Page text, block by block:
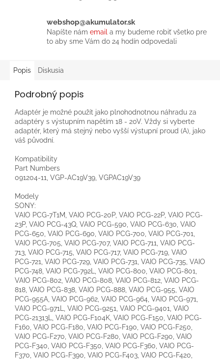
webshop@akumulator.sk
Napíšte nám email a my budeme robiť všetko pre
to aby sme Vám do 24 hodín odpovedali
Popis Diskusia
Podrobný popis
Adaptér je možné použít jako plnohodnotnou náhradu za
adaptéry s výstupním napětím 18 - 20V. Vždy si vyberte
adaptér, který má stejný nebo vyšší výstupní proud (A), jako
váš původní.
Kompatibility
Part Numbers
091204-11, VGP-AC19V39, VGPAC19V39
Modely
SONY:
VAIO PCG-7T1M, VAIO PCG-20P, VAIO PCG-22P, VAIO PCG-23P, VAIO PCG-43Q, VAIO PCG-590, VAIO PCG-630, VAIO PCG-650, VAIO PCG-690, VAIO PCG-700, VAIO PCG-701, VAIO PCG-705, VAIO PCG-707, VAIO PCG-711, VAIO PCG-713, VAIO PCG-715, VAIO PCG-717, VAIO PCG-719, VAIO PCG-721, VAIO PCG-729, VAIO PCG-731, VAIO PCG-735, VAIO PCG-748, VAIO PCG-792L, VAIO PCG-800, VAIO PCG-801, VAIO PCG-802, VAIO PCG-808, VAIO PCG-812, VAIO PCG-818, VAIO PCG-838, VAIO PCG-888, VAIO PCG-955, VAIO PCG-955A, VAIO PCG-962, VAIO PCG-964, VAIO PCG-971, VAIO PCG-971L, VAIO PCG-9251, VAIO PCG-9401, VAIO PCG-21313L, VAIO PCG-F104K, VAIO PCG-F150, VAIO PCG-F160, VAIO PCG-F180, VAIO PCG-F190, VAIO PCG-F250, VAIO PCG-F270, VAIO PCG-F280, VAIO PCG-F290, VAIO PCG-F340, VAIO PCG-F350, VAIO PCG-F360, VAIO PCG-F370, VAIO PCG-F390, VAIO PCG-F403, VAIO PCG-F420, VAIO PCG-F430, VAIO PCG-F450, VAIO PCG-F480, VAIO PCG-F490, VAIO PCG-F520, VAIO PCG-F540, VAIO PCG-F560, VAIO PCG-F570, VAIO PCG-F580, VAIO PCG-F590, VAIO PCG-F610, VAIO PCG-F630, VAIO PCG-F640, VAIO PCG-F650, VAIO PCG-F680, VAIO PCG-F690, VAIO PCG-FE550FM, VAIO PCG-FE570G, VAIO PCG-FE590, VAIO PCG-FE590P03, VAIO PCG-FE590PA, VAIO PCG-FE650FM, VAIO PCG-FE660G, VAIO PCG-FE680, VAIO PCG-FE690, VAIO PCG-FE690G, VAIO PCG-FE690P, VAIO PCG-FE770, VAIO PCG-FE780, VAIO PCG-FE790, VAIO PCG-FE790G, VAIO PCG-FE790P, VAIO PCG-FE855, VAIO PCG-FE870, VAIO PCG-FE880, VAIO PCG-FE890, VAIO PCG-FJ150, VAIO PCG-FJ150F, VAIO PCG-FJ170, VAIO PCG-FJ170Q, VAIO PCG-FJ180, VAIO PCG-FJ180P, VAIO PCG-FJ230, VAIO PCG-FJ240, VAIO PCG-FJ250, VAIO PCG-FJ270, VAIO PCG-FJ270P, VAIO PCG-FJ270Q, VAIO PCG-FJ290, VAIO PCG-FJ290L1B, VAIO PCG-FJ290L1R, VAIO PCG-FJ290P1, VAIO PCG-FJ290P1V, VAIO PCG-FJ340, VAIO PCG-FJ370, VAIO PCG-FJ370P, VAIO PCG-FR215E, VAIO PCG-FR215S, VAIO PCG-FS15SP, VAIO PCG-FS18SP, VAIO PCG-FS25SP, VAIO PCG-FS28SP, VAIO PCG-FS35SP, VAIO PCG-FS38SP, VAIO PCG-FS500, VAIO PCG-FS500P, VAIO PCG-FS520B, VAIO PCG-FS530B, VAIO PCG-FS540P, VAIO PCG-FS550, VAIO PCG-FS550F, VAIO PCG-FS570, VAIO PCG-FS610, VAIO PCG-FS615, VAIO PCG-FS620, VAIO PCG-FS620P, VAIO PCG-FS625, VAIO PCG-FS625B, VAIO PCG-FS630, VAIO PCG-FS635B, VAIO PCG-FS640, VAIO PCG-FS640FP, VAIO PCG-FS645P, VAIO PCG-FS650F, VAIO PCG-FS655, VAIO PCG-FS660, VAIO PCG-FS660P, VAIO PCG-FS670, VAIO PCG-FS675, VAIO PCG-FS680, VAIO PCG-FS690, VAIO PCG-FS690B, VAIO PCG-FS710, VAIO PCG-FS710FP, VAIO PCG-FS715, VAIO PCG-FS720, VAIO PCG-FS730, VAIO PCG-FS740FP, VAIO PCG-FS742, VAIO PCG-FS745P, VAIO PCG-FS750F, VAIO PCG-FS750P, VAIO PCG-FS755, VAIO PCG-FS770, VAIO PCG-FS770FG, VAIO PCG-FS775P, VAIO PCG-FS780, VAIO PCG-FS790, VAIO PCG-FS790B, VAIO PCG-FS810, VAIO PCG-FS810FP, VAIO PCG-FS812, VAIO PCG-FS815, VAIO PCG-FS830, VAIO PCG-FS830Q, VAIO PCG-FS840, VAIO PCG-FS850, VAIO PCG-FS850P, VAIO PCG-FS850Q, VAIO PCG-FS875P, VAIO PCG-FS920, VAIO PCG-FS930, VAIO PCG-FS940, VAIO PCG-FS950, VAIO PCG-FS960, VAIO PCG-FS965, VAIO PCG-FS970, VAIO PCG-FS980, VAIO PCG-FS980F, VAIO PCG-FS985, VAIO PCG-FS990, VAIO PCG-FS7901, VAIO PCG-FS7902, VAIO PCG-FS8900, VAIO PCG-FS8900P3, VAIO PCG-FS8900P4, VAIO PCG-FS8900P5, VAIO PCG-FS8900V, VAIO PCG-FX120, VAIO PCG-FX140, VAIO PCG-FX150, VAIO PCG-FX170, VAIO PCG-FX180, VAIO PCG-FX190, VAIO PCG-FX200, VAIO PCG-FX210, VAIO PCG-FX215, VAIO PCG-FX220, VAIO PCG-FX240, VAIO PCG-FX250, VAIO PCG-FX270, VAIO PCG-FX290, VAIO PCG-FX310, VAIO PCG-FX340, VAIO PCG-FX370, VAIO PCG-FX390, VAIO PCG-FX410, VAIO PCG-FX430, VAIO PCG-FX505, VAIO PCG-FX770, VAIO PCG-FX800, VAIO PCG-FX880, VAIO PCG-FX902P, VAIO PCG-FXA32, VAIO PCG-FXA33, VAIO PCG-FXA36, VAIO PCG-FXA47, VAIO PCG-FXA48, VAIO PCG-FXA49, VAIO PCG-FXA53, VAIO PCG-FXA59, VAIO PCG-FXA63, VAIO PCG-FXA678, VAIO PCG-FXA679, VAIO PCG-FXA680, VAIO PCG-GRS100, VAIO PCG-GRS100K1, VAIO PCG-GRS100P2, VAIO PCG-GRS150, VAIO PCG-GRS150K, VAIO PCG-GRS150P, VAIO PCG-GRS170, VAIO PCG-GRS300, VAIO PCG-GRS500, VAIO PCG-GRS515SP, VAIO PCG-GRS700, VAIO PCG-GRS700K, VAIO PCG-GRS750, VAIO PCG-GRS750K, VAIO PCG-GRS900, VAIO PCG-GRS1003, VAIO PCG-GRT100, VAIO PCG-GRT100K, VAIO PCG-GRT100P, VAIO PCG-GRT150, VAIO PCG-GRT160, VAIO PCG-GRT170, VAIO PCG-GRT230, VAIO PCG-GRT240, VAIO PCG-GRT240G, VAIO PCG-GRT250, VAIO PCG-GRT250K, VAIO PCG-GRT250P, VAIO PCG-GRT260, VAIO PCG-GRT260G, VAIO PCG-GRT270, VAIO PCG-GRT270G, VAIO PCG-GRT270K, VAIO PCG-GRT270P, VAIO PCG-GRT280, VAIO PCG-GRT280ZG, VAIO PCG-GRT280ZP, VAIO PCG-GRT290Z, VAIO PCG-GRT290ZP27, VAIO PCG-GRT360, VAIO PCG-GRT360ZG, VAIO PCG-GRT380, VAIO PCG-GRT380ZG, VAIO PCG-GRT390, VAIO PCG-GRT390P, VAIO PCG-GRT390Z, VAIO PCG-GRV99G, VAIO PCG-GRV516, VAIO PCG-GRV516G, VAIO PCG-GRV550, VAIO PCG-GRV600, VAIO PCG-GRV670, VAIO PCG-GRV670P, VAIO PCG-GRV680, VAIO PCG-GRV680P, VAIO PCG-GRX1P, VAIO PCG-GRX5P, VAIO PCG-GRX92G, VAIO PCG-GRX102P, VAIO PCG-GRX300, VAIO PCG-GRX315, VAIO PCG-GRX316MP, VAIO PCG-GRX500, VAIO PCG-GRX500K, VAIO PCG-GRX500P, VAIO PCG-GRX501, VAIO PCG-GRX501K, VAIO PCG-GRX501P, VAIO PCG-GRX510, VAIO PCG-GRX510K, VAIO PCG-GRX510P, VAIO PCG-GRX520, VAIO PCG-GRX520K, VAIO PCG-GRX520P, VAIO PCG-GRX530, VAIO PCG-GRX530K, VAIO PCG-GRX530P, VAIO PCG-GRX550, VAIO PCG-GRX550K, VAIO PCG-GRX550P, VAIO PCG-GRX560, VAIO PCG-GRX560K, VAIO PCG-GRX560P, VAIO PCG-GRX570, VAIO PCG-GRX570K, VAIO PCG-GRX570P, VAIO PCG-GRX580, VAIO PCG-GRX580K, VAIO PCG-GRX580P, VAIO PCG-GRX590, VAIO PCG-GRX590K, VAIO PCG-GRX590P, VAIO PCG-GRX600, VAIO PCG-GRX600K, VAIO PCG-GRX600P, VAIO PCG-GRX615G, VAIO PCG-GRX650, VAIO PCG-GRX650K, VAIO PCG-GRX650P, VAIO PCG-GRX670, VAIO PCG-GRX670K, VAIO PCG-GRX670P, VAIO PCG-GRX690, VAIO PCG-GRX690K, VAIO PCG-GRX690P, VAIO PCG-GRX700, VAIO PCG-GRX700K, VAIO PCG-GRX700P, VAIO PCG-GRX707, VAIO PCG-GRX717, VAIO PCG-GRX727, VAIO PCG-GRX770, VAIO PCG-GRX770K, VAIO PCG-GRX770P, VAIO PCG-GRX6002, VAIO PCG-GRZ230, VAIO PCG-GRZ270, VAIO PCG-GRZ530, VAIO PCG-GRZ600, VAIO PCG-GRZ600P, VAIO PCG-GRZ600P1, VAIO PCG-GRZ610, VAIO PCG-GRZ630, VAIO PCG-GRZ660, VAIO PCG-K12, VAIO PCG-K12FP, VAIO PCG-K12P, VAIO PCG-K13, VAIO PCG-K13F, VAIO PCG-K13Q, VAIO PCG-K14, VAIO PCG-K15, VAIO PCG-K15F, VAIO PCG-K17, VAIO PCG-K20, VAIO PCG-K20P, VAIO PCG-K22, VAIO PCG-K22P, VAIO PCG-K23, VAIO PCG-K23F, VAIO PCG-K23P, VAIO PCG-K24, VAIO PCG-K24F, VAIO PCG-K24FP, VAIO PCG-K25, VAIO PCG-K25F, VAIO PCG-K27, VAIO PCG-K33, VAIO PCG-K33F, VAIO PCG-K33P, VAIO PCG-K33Q, VAIO PCG-K35, VAIO PCG-K35F, VAIO PCG-K37, VAIO PCG-K43, VAIO PCG-K43F, VAIO PCG-K43Q, VAIO PCG-K44, VAIO PCG-K44FP, VAIO PCG-K45, VAIO PCG-K45F, VAIO PCG-K47, VAIO PCG-NV99M, VAIO PCG-NV100, VAIO PCG-NV170, VAIO PCG-NV190, VAIO PCG-NV200, VAIO PCG-NVR23, VAIO PCG-QR1, VAIO PCG-QR20, VAIO PCG-R505, VAIO PCG-R505D, VAIO PCG-R505DF, VAIO PCG-R505DFK, VAIO PCG-R505DK, VAIO PCG-R505DL, VAIO PCG-R505DLK, VAIO PCG-R505DS, VAIO PCG-R505DSK, VAIO PCG-R505DSP, VAIO PCG-R505Dx, VAIO PCG-R505E, VAIO PCG-R505EC, VAIO PCG-R505ECK, VAIO PCG-R505EL, VAIO PCG-R505ELK, VAIO PCG-R505ES, VAIO PCG-R505ESK, VAIO PCG-R505G, VAIO PCG-R505GC, VAIO PCG-R505GK, VAIO PCG-R505GL, VAIO PCG-R505GLK, VAIO PCG-R505JE, VAIO PCG-R505JEK, VAIO PCG-R505JL, VAIO PCG-R505JLC, VAIO PCG-R505JLK, VAIO PCG-R505JS, VAIO PCG-R505JSK, VAIO PCG-R505JSP, VAIO PCG-R505TE, VAIO PCG-R505TEK, VAIO PCG-R505TL, VAIO PCG-R505TLK, VAIO PCG-R505TS, VAIO PCG-R505TSK, VAIO PCG-R600, VAIO PCG-R600Mx, VAIO PCG-S380, VAIO PCG-S380B, VAIO PCG-X18, VAIO PCG-X29, VAIO PCG-X505, VAIO PCG-XF140, VAIO PCG-XG9, VAIO PCG-XG18, VAIO PCG-XG19, VAIO PCG-XG28, VAIO PCG-XG28K, VAIO PCG-XG29, VAIO PCG-XG29K, VAIO PCG-XG38, VAIO PCG-XG38K, VAIO PCG-XG39, VAIO PCG-XG39K, VAIO PCG-XG500, VAIO PCG-XG500K, VAIO PCG-XG700, VAIO PCG-XG700K, VAIO PCG-XR1SA, VAIO PCG-Z505, VAIO PCG-Z505GA, VAIO PCG-Z505GAH, VAIO PCG-Z505GAM, VAIO PCG-Z505HE, VAIO PCG-Z505HS, VAIO PCG-Z505HSK, VAIO PCG-Z505JE, VAIO PCG-Z505JEK, VAIO PCG-Z505JS, VAIO PCG-Z505JSK, VAIO PCG-Z505LE, VAIO PCG-Z505LEK, VAIO PCG-Z505LS, VAIO PCG-Z505LSK, VAIO PCG-Z505R, VAIO PCG-Z505RX, VAIO PCG-Z505S, VAIO PCG-Z505SX, VAIO PCG-Z600, VAIO PCG-Z600HEK, VAIO PCG-Z600HEX, VAIO PCG-Z600NE, VAIO PCG-Z600RE, VAIO PCG-Z600TEK, VAIO VGN-A130, VAIO VGN-A130B, VAIO VGN-A130P, VAIO VGN-A140, VAIO VGN-A140B, VAIO VGN-A140P, VAIO VGN-A140S, VAIO VGN-A150, VAIO VGN-A160, VAIO VGN-A170, VAIO VGN-A170B, VAIO VGN-A170P, VAIO VGN-A190, VAIO VGN-A230, VAIO VGN-A240, VAIO VGN-A250, VAIO VGN-A260, VAIO VGN-A290, VAIO VGN-A600, VAIO VGN-A690, VAIO VGN-A790, VAIO VGN-AR130, VAIO VGN-AR130G, VAIO VGN-AR150FG, VAIO VGN-AR150G, VAIO VGN-AR170, VAIO VGN-AR170G, VAIO VGN-AR170GU, VAIO VGN-AR170GU1, VAIO VGN-AR170GX1, VAIO VGN-AR170P, VAIO VGN-AR170PU, VAIO VGN-AR170PU1, VAIO VGN-AR170PU2, VAIO VGN-AR190, VAIO VGN-AR190G, VAIO VGN-AR230, VAIO VGN-AR230G, VAIO VGN-AR250, VAIO VGN-AR250G, VAIO VGN-AR270, VAIO VGN-AR270P, VAIO VGN-AR290, VAIO VGN-AR290G, VAIO VGN-AR320, VAIO VGN-AR320E, VAIO VGN-AR370, VAIO VGN-AR370E, VAIO VGN-AR390, VAIO VGN-AR390E, VAIO VGN-AW11M, VAIO VGN-AW11S, VAIO VGN-AW11XU, VAIO VGN-AW11Z, VAIO VGN-AW110J, VAIO VGN-AW120J, VAIO VGN-AW150Y, VAIO VGN-AW160J, VAIO VGN-AW170Y, VAIO VGN-AW180Y, VAIO VGN-AW190JAH, VAIO VGN-AW190NAB, VAIO VGN-AW190NBB, VAIO VGN-AW190NCB, VAIO VGN-AW190YAB, VAIO VGN-AW190YBB, VAIO VGN-AW190YCB, VAIO VGN-AW190YDB, VAIO VGN-AW220J, VAIO VGN-AW230J, VAIO VGN-AW235J, VAIO VGN-AW290JFQ, VAIO VGN-AX570G, VAIO VGN-AX580G, VAIO VGN-BX90PS, VAIO VGN-BX90S, VAIO VGN-BX194SP, VAIO VGN-BX194VP, VAIO VGN-BX194XP, VAIO VGN-BX195SP, VAIO VGN-BX195VP, VAIO VGN-BX195XP, VAIO VGN-BX196SP, VAIO VGN-BX196XP, VAIO VGN-BX197SP, VAIO VGN-BX197XP, VAIO VGN-BX294VP, VAIO VGN-BX295SP, VAIO VGN-BX295VP, VAIO VGN-BX296SP, VAIO VGN-BX296VP, VAIO VGN-BX296XP, VAIO VGN-BX297VP, VAIO VGN-BX297XP, VAIO VGN-BX540, VAIO VGN-BX540B, VAIO VGN-BX541B, VAIO VGN-BX543B, VAIO VGN-BX545, VAIO VGN-BX545FP, VAIO VGN-BX546B, VAIO VGN-BX546BW, VAIO VGN-BX560, VAIO VGN-BX560B, VAIO VGN-BX561, VAIO VGN-BX561B, VAIO VGN-BX563, VAIO VGN-BX563B, VAIO VGN-BX565, VAIO VGN-BX565B, VAIO VGN-BX567, VAIO VGN-BX567B, VAIO VGN-BX570, VAIO VGN-BX570B, VAIO VGN-BX570BH, VAIO VGN-BX575, VAIO VGN-BX575B, VAIO VGN-BX640,